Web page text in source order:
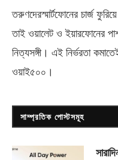
তরুণদেরস্মার্টফোনের চার্জ
তাই ওয়ালেট ও ইয়ারফোনের
নিত্যসঙ্গী। এই নির্ভরতা
ওয়াই৫০০ ।
সাম্প্রতিক পোস্টসমূহ